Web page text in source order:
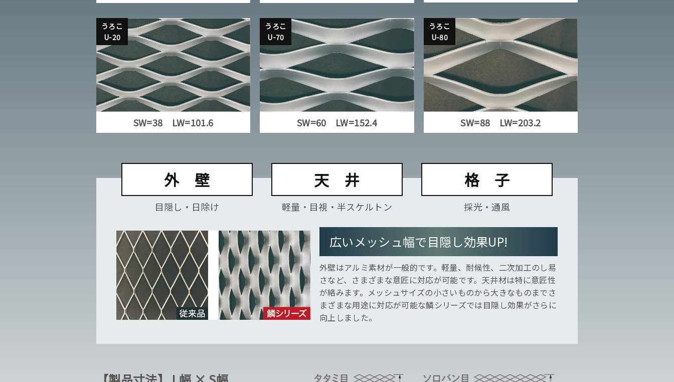
SW=38 LW=101.6
うろこ
U-20
SW=60 LW=152.4
うろこ
U-70
SW=88 LW=203.2
うろこ
U-80
外 壁
目隠し・日除け
天 井
軽量・目視・半スケルトン
格 子
採光・通風
広いメッシュ幅で目隠し効果UP!
外壁はアルミ素材が一般的です。軽量、耐候性、二次加工のし易
さなど、さまざまな意匠に対応が可能です。天井材は特に意匠性
が絡みます。メッシュサイズの小さいものから大きなものまでさ
まざまな用途に対応が可能な鱗シリーズでは目隠し効果がさらに
向上しました。